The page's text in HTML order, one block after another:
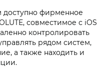
доступно фирменное
совместимое с iOS
контролировать
рядом систем,
а также находить и